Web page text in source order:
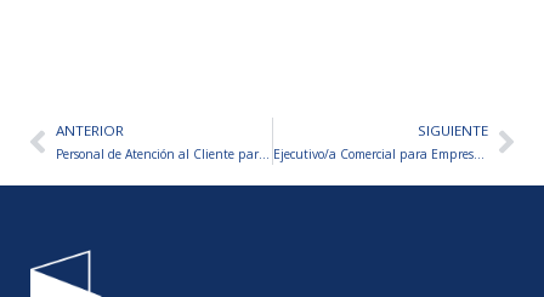
AntANTERIOR
Personal de Atención al Cliente para Concesionario
SIGUIENTE
Ejecutivo/a Comercial para Empresa Aseguradora